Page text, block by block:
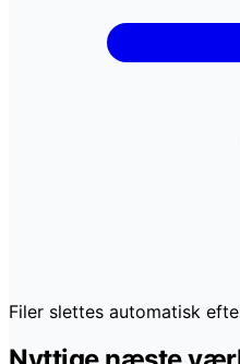
Filer slettes automatisk